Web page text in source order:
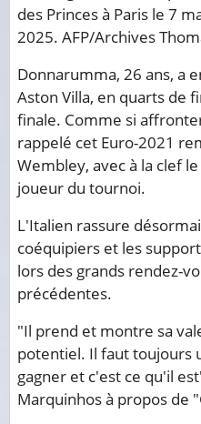
des Princes à Paris le 7
2025. AFP/Archives
Donnarumma, 26 ans, a
Aston Villa, en quarts de
finale. Comme si
rappelé cet Euro-2021
Wembley, avec à la clef
joueur du tournoi.
L'Italien rassure
coéquipiers et les
lors des grands rendez-
précédentes.
"Il prend et montre sa
potentiel. Il faut toujours
gagner et c'est ce qu'il
Marquinhos à propos de